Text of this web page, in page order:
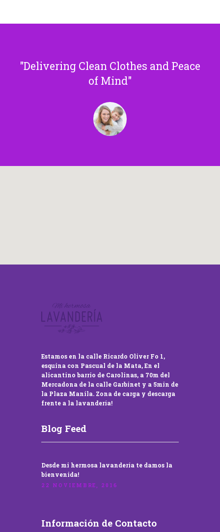
Delivering Clean Clothes and Peace
of Mind
Estamos en la calle Ricardo Oliver Fo 1,
esquina con Pascual de la Mata, En el
alicantino barrio de Carolinas, a 70m del
Mercadona de la calle Garbinet y a 5min de
la Plaza Manila. Zona de carga y descarga
frente a la lavandería!
Blog Feed
Desde mi hermosa lavandería te damos la
bienvenida!
22 NOVIEMBRE, 2016
Información de Contacto